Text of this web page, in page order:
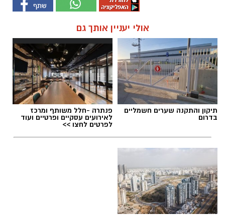
אולי יעניין אותך גם
תיקון והתקנה שערים חשמליים
בדרום
פנתרה -חלל משותף ומרכז
לאירועים עסקיים ופרטיים ועוד
לפרטים לחצו >>